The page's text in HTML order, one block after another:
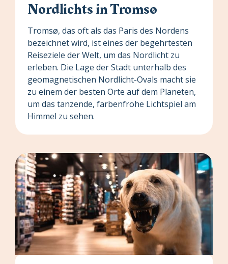
Nordlichts in Tromsø
Tromsø, das oft als das Paris des Nordens
bezeichnet wird, ist eines der begehrtesten
Reiseziele der Welt, um das Nordlicht zu
erleben. Die Lage der Stadt unterhalb des
geomagnetischen Nordlicht-Ovals macht sie
zu einem der besten Orte auf dem Planeten,
um das tanzende, farbenfrohe Lichtspiel am
Himmel zu sehen.